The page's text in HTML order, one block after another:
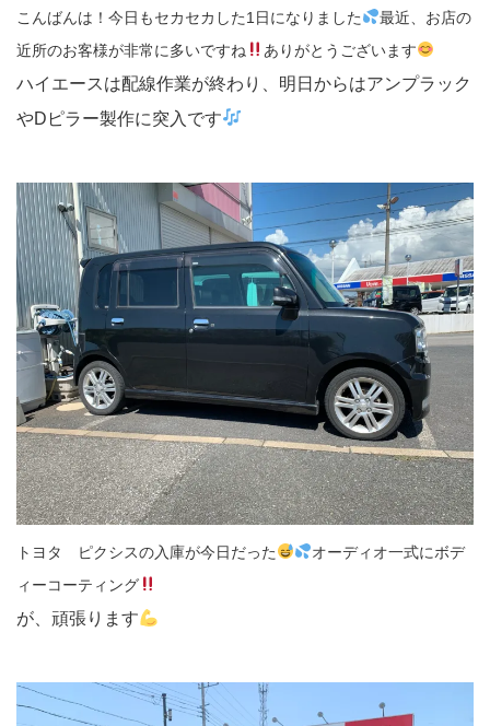
こんばんは！今日もセカセカした1日になりました
最近、お店の
近所のお客様が非常に多いですね
ありがとうございます
ハイエースは配線作業が終わり、明日からはアンプラック
やDピラー製作に突入です
トヨタ ピクシスの入庫が今日だった
オーディオ一式にボデ
ィーコーティング
が、頑張ります